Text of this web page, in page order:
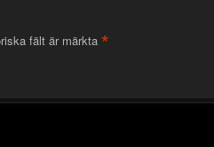
fält är märkta *